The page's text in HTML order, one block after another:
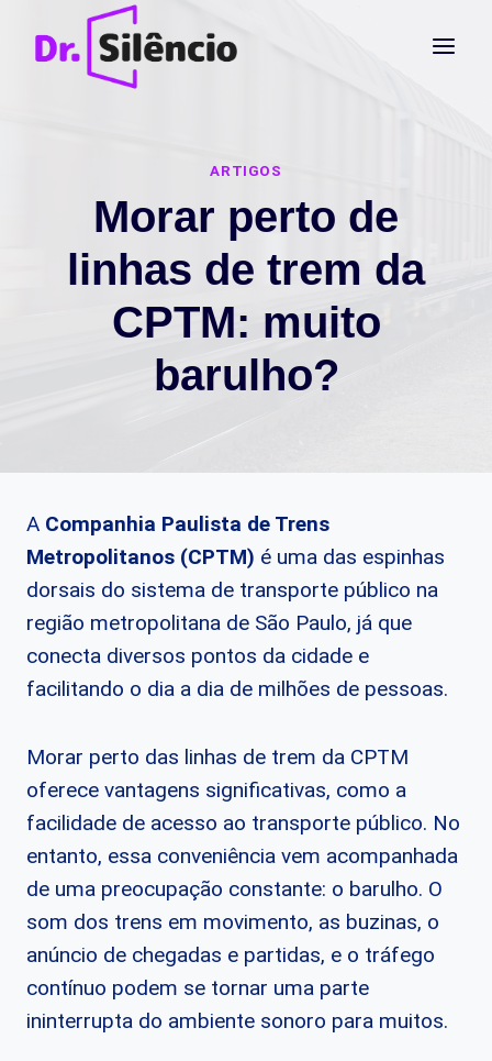
ARTIGOS
Morar perto de
linhas de trem da
CPTM: muito
barulho?
A Companhia Paulista de Trens
Metropolitanos (CPTM) é uma das espinhas
dorsais do sistema de transporte público na
região metropolitana de São Paulo, já que
conecta diversos pontos da cidade e
facilitando o dia a dia de milhões de pessoas.
Morar perto das linhas de trem da CPTM
oferece vantagens significativas, como a
facilidade de acesso ao transporte público. No
entanto, essa conveniência vem acompanhada
de uma preocupação constante: o barulho. O
som dos trens em movimento, as buzinas, o
anúncio de chegadas e partidas, e o tráfego
contínuo podem se tornar uma parte
ininterrupta do ambiente sonoro para muitos.